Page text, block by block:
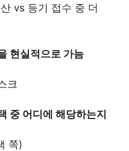
vs 등기 접수 중 더
현실적으로 가늠
크
중 어디에 해당하는지
쪽)